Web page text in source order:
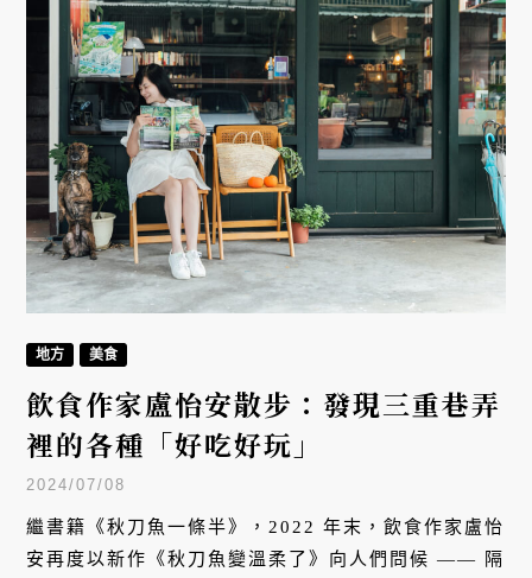
地方 美食
飲食作家盧怡安散步：發現三重巷弄
裡的各種「好吃好玩」
2024/07/08
繼書籍《秋刀魚一條半》，2022 年末，飲食作家盧怡
安再度以新作《秋刀魚變溫柔了》向人們問候 —— 隔